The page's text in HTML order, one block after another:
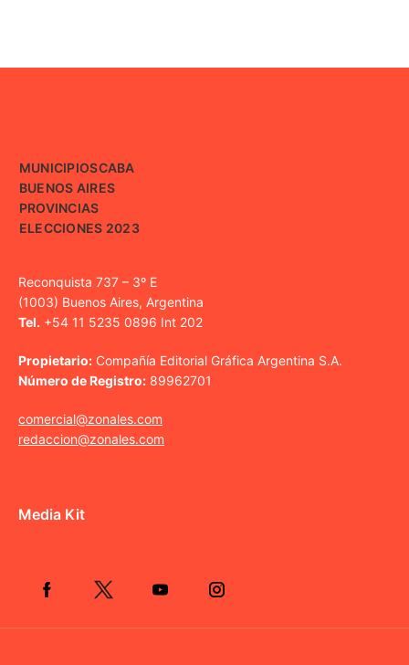
MUNICIPIOSCABA
BUENOS AIRES
PROVINCIAS
ELECCIONES 2023
Reconquista 737 – 3º E
(1003) Buenos Aires, Argentina
Tel. +54 11 5235 0896 Int 202
Propietario: Compañía Editorial Gráfica Argentina S.A.
Número de Registro: 89962701
comercial@zonales.com
redaccion@zonales.com
Media Kit